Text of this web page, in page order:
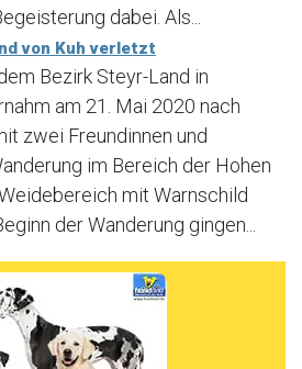
dabei. Als...
von Kuh verletzt
Bezirk Steyr-Land in
am 21. Mai 2020 nach
zwei Freundinnen und
im Bereich der Hohen
mit Warnschild
der Wanderung gingen...